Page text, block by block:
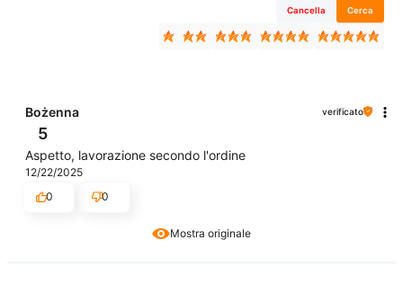
Cancella Cerca
Mostra originale
Bożenna verificato
5
Aspetto, lavorazione secondo l'ordine
12/22/2025
0
0